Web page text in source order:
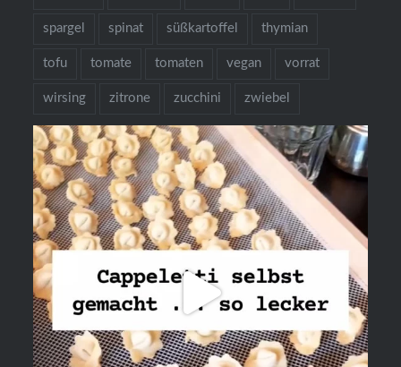
spargel spinat süßkartoffel thymian
tofu tomate tomaten vegan vorrat
wirsing zitrone zucchini zwiebel